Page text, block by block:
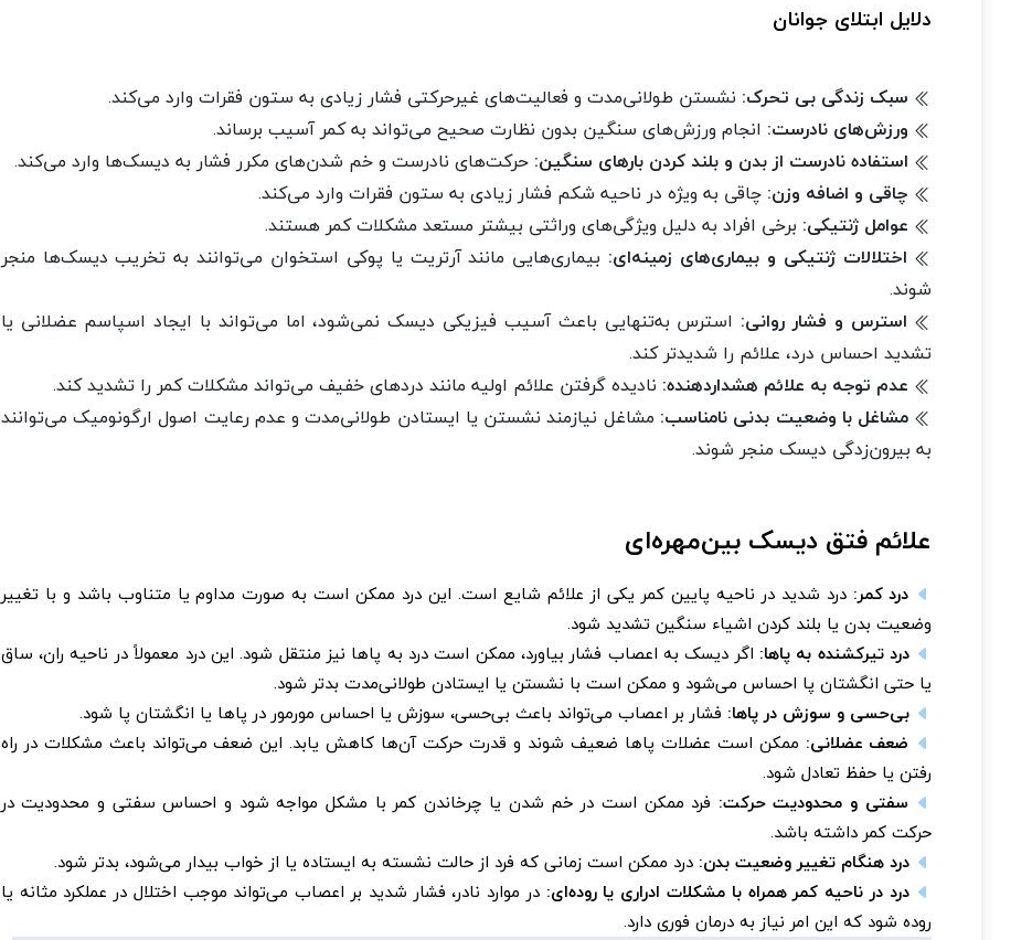
دلایل ابتلای جوانان
سبک زندگی بی تحرک: نشستن طولانی‌مدت و فعالیت‌های غیرحرکتی فشار زیادی به ستون فقرات وارد می‌کند.
ورزش‌های نادرست: انجام ورزش‌های سنگین بدون نظارت صحیح می‌تواند به کمر آسیب برساند.
استفاده نادرست از بدن و بلند کردن بارهای سنگین: حرکت‌های نادرست و خم شدن‌های مکرر فشار به دیسک‌ها وارد می‌کند.
چاقی و اضافه وزن: چاقی به ویژه در ناحیه شکم فشار زیادی به ستون فقرات وارد می‌کند.
عوامل ژنتیکی: برخی افراد به دلیل ویژگی‌های وراثتی بیشتر مستعد مشکلات کمر هستند.
اختلالات ژنتیکی و بیماری‌های زمینه‌ای: بیماری‌هایی مانند آرتریت یا پوکی استخوان می‌توانند به تخریب دیسک‌ها منجر
شوند.
استرس و فشار روانی: استرس به‌تنهایی باعث آسیب فیزیکی دیسک نمی‌شود، اما می‌تواند با ایجاد اسپاسم عضلانی یا
تشدید احساس درد، علائم را شدیدتر کند.
عدم توجه به علائم هشداردهنده: نادیده گرفتن علائم اولیه مانند دردهای خفیف می‌تواند مشکلات کمر را تشدید کند.
مشاغل با وضعیت بدنی نامناسب: مشاغل نیازمند نشستن یا ایستادن طولانی‌مدت و عدم رعایت اصول ارگونومیک می‌توانند
به بیرون‌زدگی دیسک منجر شوند.
علائم فتق دیسک بین‌مهره‌ای
درد کمر: درد شدید در ناحیه پایین کمر یکی از علائم شایع است. این درد ممکن است به صورت مداوم یا متناوب باشد و با تغییر
وضعیت بدن یا بلند کردن اشیاء سنگین تشدید شود.
درد تیرکشنده به پاها: اگر دیسک به اعصاب فشار بیاورد، ممکن است درد به پاها نیز منتقل شود. این درد معمولاً در ناحیه ران، ساق
یا حتی انگشتان پا احساس می‌شود و ممکن است با نشستن یا ایستادن طولانی‌مدت بدتر شود.
بی‌حسی و سوزش در پاها: فشار بر اعصاب می‌تواند باعث بی‌حسی، سوزش یا احساس مورمور در پاها یا انگشتان پا شود.
ضعف عضلانی: ممکن است عضلات پاها ضعیف شوند و قدرت حرکت آن‌ها کاهش یابد. این ضعف می‌تواند باعث مشکلات در راه
رفتن یا حفظ تعادل شود.
سفتی و محدودیت حرکت: فرد ممکن است در خم شدن یا چرخاندن کمر با مشکل مواجه شود و احساس سفتی و محدودیت در
حرکت کمر داشته باشد.
درد هنگام تغییر وضعیت بدن: درد ممکن است زمانی که فرد از حالت نشسته به ایستاده یا از خواب بیدار می‌شود، بدتر شود.
درد در ناحیه کمر همراه با مشکلات ادراری یا روده‌ای: در موارد نادر، فشار شدید بر اعصاب می‌تواند موجب اختلال در عملکرد مثانه یا
روده شود که این امر نیاز به درمان فوری دارد.